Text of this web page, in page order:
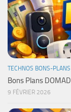
TECHNOS BONS-PLANS
Bons Plans
9 FÉVRIER 2026